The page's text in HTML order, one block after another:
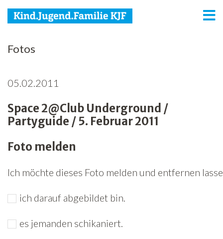
KJF
Jugend
Familie
Netzwerk
Spenden
Jobs
Fotos
05.02.2011
Space 2@Club Underground /
Partyguide / 5. Februar 2011
Foto melden
Ich möchte dieses Foto melden und entfernen
ich darauf abgebildet bin.
es jemanden schikaniert.